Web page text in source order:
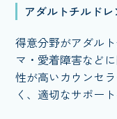
アダルトチルド
得意分野がアダル
マ・愛着障害など
性が高いカウンセ
く、適切なサポー